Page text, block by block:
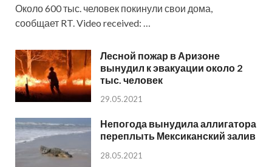
Около 600 тыс. человек покинули свои дома,
сообщает RT. Video received: …
Лесной пожар в Аризоне
вынудил к эвакуации около 2
тыс. человек
29.05.2021
Непогода вынудила аллигатора
переплыть Мексиканский залив
28.05.2021